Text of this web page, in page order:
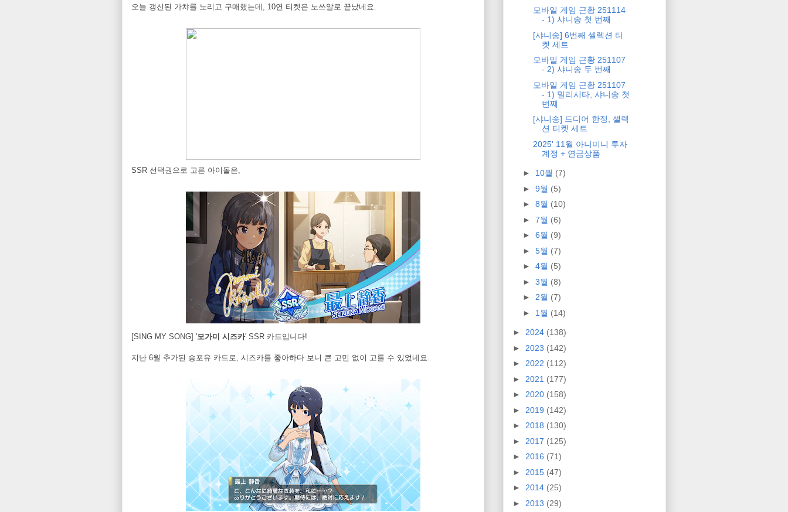
오늘 갱신된 가챠를 노리고 구매했는데, 10연 티켓은 노쓰알로 끝났네요.
SSR 선택권으로 고른 아이돌은,
[SING MY SONG] '모가미 시즈카' SSR 카드입니다!
지난 6월 추가된 송포유 카드로, 시즈카를 좋아하다 보니 큰 고민 없이 고를 수 있었네요.
모바일 게임 근황 251114
- 1) 샤니송 첫 번째
[샤니송] 6번째 셀렉션 티
켓 세트
모바일 게임 근황 251107
- 2) 샤니송 두 번째
모바일 게임 근황 251107
- 1) 밀리시타, 샤니송 첫
번째
[샤니송] 드디어 한정, 셀렉
션 티켓 세트
2025' 11월 아니미니 투자
계정 + 연금상품
► 10월 (7)
► 9월 (5)
► 8월 (10)
► 7월 (6)
► 6월 (9)
► 5월 (7)
► 4월 (5)
► 3월 (8)
► 2월 (7)
► 1월 (14)
► 2024 (138)
► 2023 (142)
► 2022 (112)
► 2021 (177)
► 2020 (158)
► 2019 (142)
► 2018 (130)
► 2017 (125)
► 2016 (71)
► 2015 (47)
► 2014 (25)
► 2013 (29)